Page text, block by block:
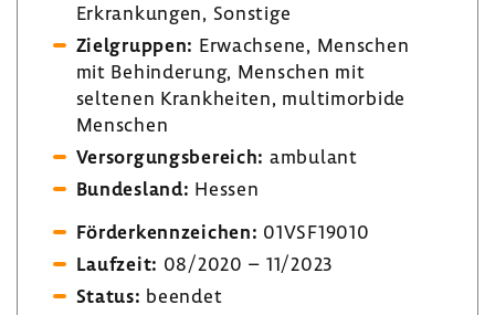
Erkran­kungen, Sons­tige
Ziel­gruppen: Erwach­sene, Menschen
mit Behin­de­rung, Menschen mit
seltenen Krank­heiten, multi­mor­bide
Menschen
Versor­gungs­be­reich: ambu­lant
Bundes­land: Hessen
Förder­kenn­zei­chen: 01VSF19010
Lauf­zeit: 08/2020 – 11/2023
Status: beendet